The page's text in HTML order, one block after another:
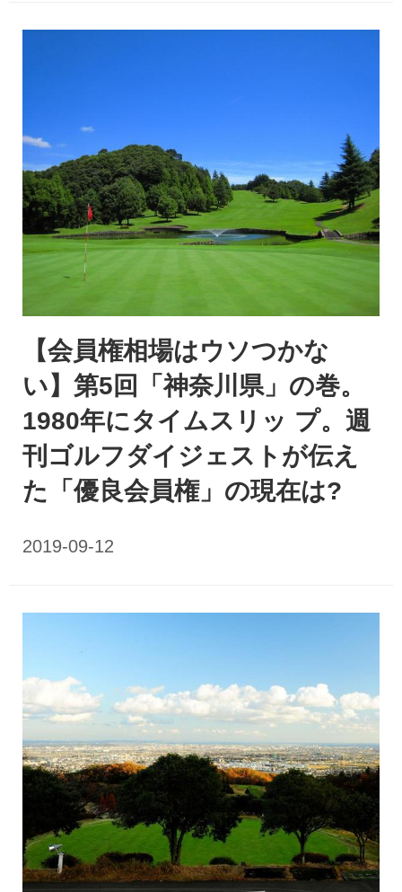
【会員権相場はウソつかな
い】第5回「神奈川県」の巻。
1980年にタイムスリッ プ。週
刊ゴルフダイジェストが伝え
た「優良会員権」の現在は?